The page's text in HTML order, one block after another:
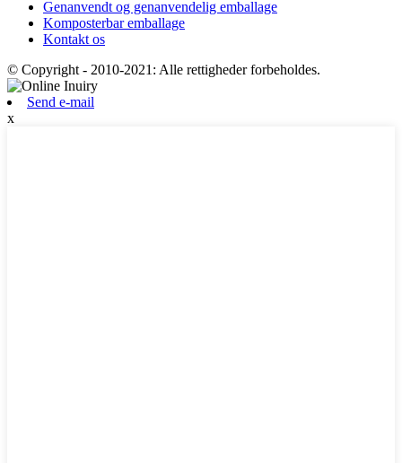
Genanvendt og genanvendelig emballage
Komposterbar emballage
Kontakt os
© Copyright - 2010-2021: Alle rettigheder forbeholdes.
Send e-mail
x